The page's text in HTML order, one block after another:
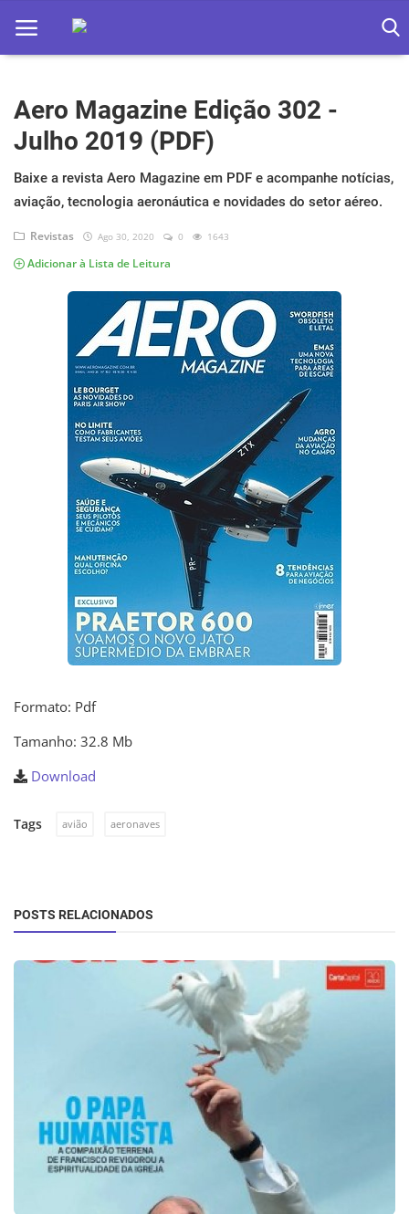
Home
Apps
Ebooks
Web
Jogos hoje na TV
Aero Magazine Edição 302 -
Julho 2019 (PDF)
Baixe a revista Aero Magazine em PDF e acompanhe notícias,
aviação, tecnologia aeronáutica e novidades do setor aéreo.
Revistas Ago 30, 2020 0 1643
Adicionar à Lista de Leitura
Formato: Pdf
Tamanho: 32.8 Mb
Download
Tags avião aeronaves
POSTS RELACIONADOS